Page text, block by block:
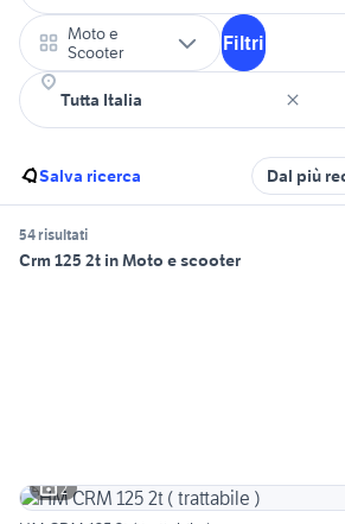
Moto e
Scooter
Filtri
Salva ricerca Dal più
54 risultati
Crm 125 2t in Moto e scooter
2